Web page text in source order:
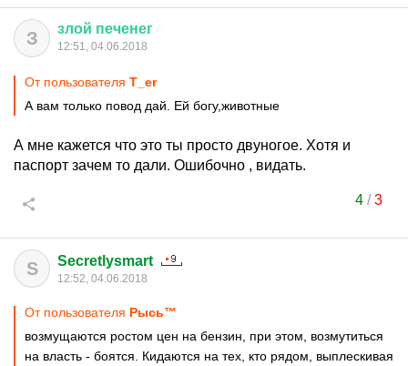
З злой печенег
12:51, 04.06.2018
От пользователя T_er
А вам только повод дай. Ей богу,животные
А мне кажется что это ты просто двуногое. Хотя и
паспорт зачем то дали. Ошибочно , видать.
4/3
S Secretlysmart
12:52, 04.06.2018
От пользователя Рысь™
возмущаются ростом цен на бензин, при этом, возмутиться
на власть - боятся. Кидаются на тех, кто рядом, выплескивая